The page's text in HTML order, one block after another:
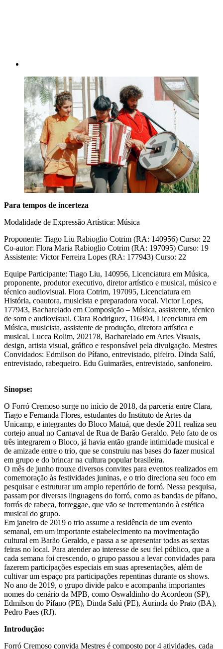
Para tempos de incerteza
Modalidade de Expressão Artística: Música
Proponente: Tiago Liu Rabioglio Cotrim (RA: 140956) Curso: 22
Co-autor: Flora Maria Rabioglio Cotrim (RA: 197095) Curso: 19
Assistente: Victor Ferreira Lopes (RA: 177943) Curso: 22
Equipe Participante: Tiago Liu, 140956, Licenciatura em Música,
proponente, produtor executivo, diretor artístico e musical, músico e
técnico audiovisual. Flora Cotrim, 197095, Licenciatura em
História, coautora, musicista e preparadora vocal. Victor Lopes,
177943, Bacharelado em Composição – Música, assistente, técnico
de som e audiovisual. Clara Rodriguez, 116494, Licenciatura em
Música, musicista, assistente de produção, diretora artística e
musical. Lucca Rolim, 202178, Bacharelado em Artes Visuais,
design, artista visual, gráfico e responsável pela divulgação. Mestres
Convidados: Edmilson do Pífano, entrevistado, pifeiro. Dinda Salú,
entrevistado, rabequeiro. Edu Guimarães, entrevistado, sanfoneiro.
Sinopse:
O Forró Cremoso surge no início de 2018, da parceria entre Clara,
Tiago e Fernanda Flores, estudantes do Instituto de Artes da
Unicamp, e integrantes do Bloco Matuá, que desde 2011 realiza seu
cortejo anual no Carnaval de Rua de Barão Geraldo. Pelo fato de os
três integrarem o Bloco, já havia então grande intimidade musical e
de amizade entre o trio, que se construiu nas bases do fazer musical
em grupo e do brincar na cultura popular brasileira.
O mês de junho trouxe diversos convites para eventos realizados em
comemoração às festividades juninas, e o trio direciona seu foco em
pesquisar e estruturar um amplo repertório de forró. Nessa pesquisa,
passam por diversas linguagens do forró, como as bandas de pífano,
forrós de rabeca, forreggae, que vão se incrementando à estética
musical do grupo.
Em janeiro de 2019 o trio assume a residência de um evento
semanal, em um importante estabelecimento na movimentação
cultural em Barão Geraldo, e passa a se apresentar todas as sextas
feiras no local. Para atender ao interesse de seu fiel público, que a
cada semana foi crescendo, o grupo passou a levar convidades para
fazerem participações especiais em suas apresentações, além de
cultivar um espaço pra participações repentinas durante os shows.
No ano de 2019, o grupo divide palco e acompanha importantes
nomes do cenário da MPB, como Oswaldinho do Acordeon (SP),
Edmilson do Pífano (PE), Dinda Salú (PE), Aurinda do Prato (BA),
Pedro Paes (RJ).
Introdução:
Forró Cremoso convida Mestres é composto por 4 atividades, cada